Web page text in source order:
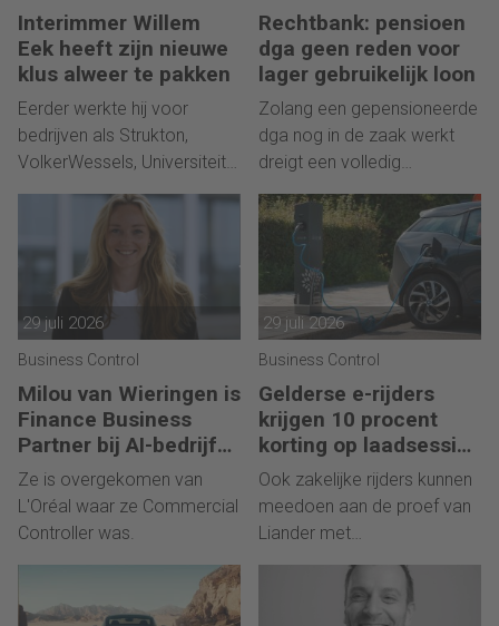
Interimmer Willem
Eek heeft zijn nieuwe
klus alweer te pakken
Eerder werkte hij voor
bedrijven als Strukton,
VolkerWessels, Universiteit
Utrecht en Sanquin.
Rechtbank: pensioen
dga geen reden voor
lager gebruikelijk loon
Zolang een gepensioneerde
dga nog in de zaak werkt
dreigt een volledig
gebruikelijk loon.
29 juli 2026
Business Control
Milou van Wieringen is
Finance Business
Partner bij AI-bedrijf
iO
Ze is overgekomen van
L'Oréal waar ze Commercial
Controller was.
29 juli 2026
Business Control
Gelderse e-rijders
krijgen 10 procent
korting op laadsessies
bij proef met slim
laden
Ook zakelijke rijders kunnen
meedoen aan de proef van
Liander met
stroommanagement.